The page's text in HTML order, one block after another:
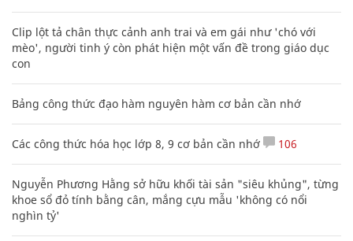
Clip lột tả chân thực cảnh anh trai và em gái như 'chó với
mèo', người tinh ý còn phát hiện một vấn đề trong giáo dục
con
Bảng công thức đạo hàm nguyên hàm cơ bản cần nhớ
Các công thức hóa học lớp 8, 9 cơ bản cần nhớ 106
Nguyễn Phương Hằng sở hữu khối tài sản "siêu khủng", từng
khoe sổ đỏ tính bằng cân, mắng cựu mẫu 'không có nổi
nghìn tỷ'